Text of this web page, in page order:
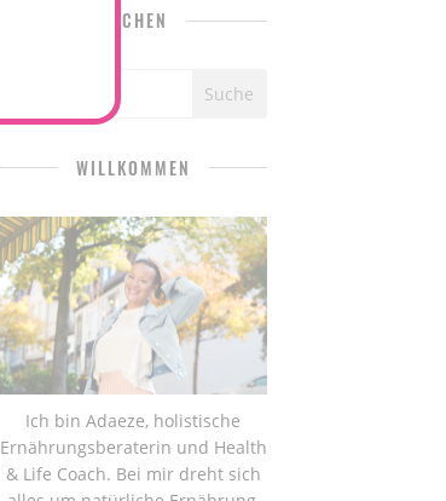
SUCHEN
WILLKOMMEN
Ich bin Adaeze, holistische
Ernährungsberaterin und Health
& Life Coach. Bei mir dreht sich